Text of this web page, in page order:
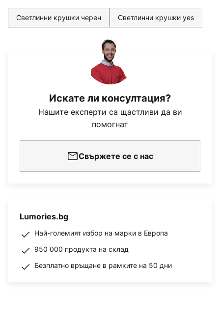
Светлинни крушки черен Светлинни крушки yes
Искате ли консултация?
Нашите експерти са щастливи да ви
помогнат
Свържете се с нас
Lumories.bg
Най-големият избор на марки в Европа
950 000 продукта на склад
Безплатно връщане в рамките на 50 дни